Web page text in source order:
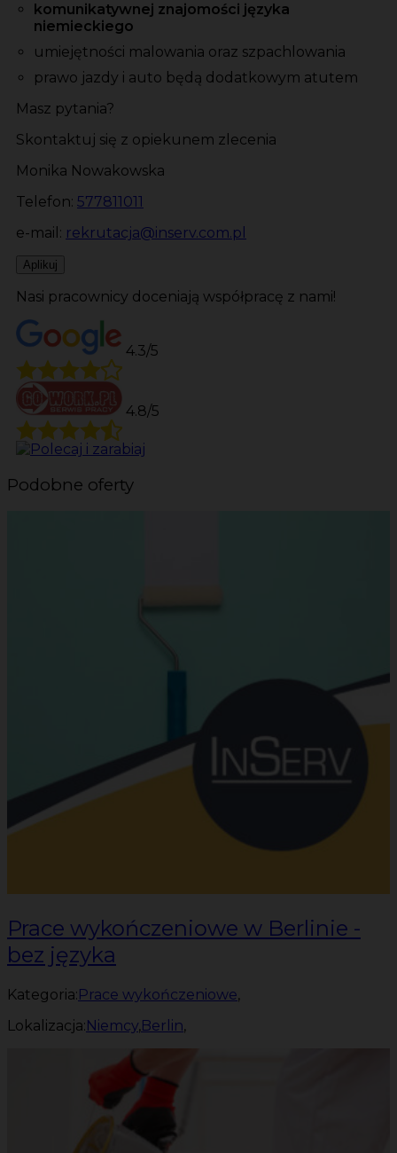
komunikatywnej znajomości języka
niemieckiego
umiejętności malowania oraz szpachlowania
prawo jazdy i auto będą dodatkowym atutem
Masz pytania?
Skontaktuj się z opiekunem zlecenia
Monika Nowakowska
Telefon: 577811011
e-mail: rekrutacja@inserv.com.pl
Aplikuj
Nasi pracownicy doceniają współpracę z nami!
4.3/5
4.8/5
Podobne oferty
Prace wykończeniowe w Berlinie -
bez języka
Kategoria: Prace wykończeniowe,
Lokalizacja: Niemcy,Berlin,